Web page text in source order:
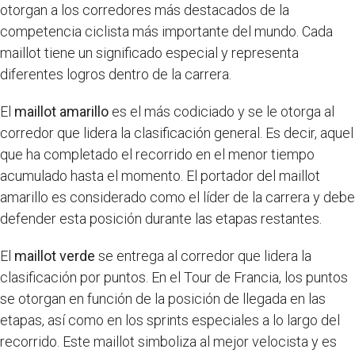
otorgan a los corredores más destacados de la
competencia ciclista más importante del mundo. Cada
maillot tiene un significado especial y representa
diferentes logros dentro de la carrera.
El maillot amarillo es el más codiciado y se le otorga al
corredor que lidera la clasificación general. Es decir, aquel
que ha completado el recorrido en el menor tiempo
acumulado hasta el momento. El portador del maillot
amarillo es considerado como el líder de la carrera y debe
defender esta posición durante las etapas restantes.
El maillot verde se entrega al corredor que lidera la
clasificación por puntos. En el Tour de Francia, los puntos
se otorgan en función de la posición de llegada en las
etapas, así como en los sprints especiales a lo largo del
recorrido. Este maillot simboliza al mejor velocista y es